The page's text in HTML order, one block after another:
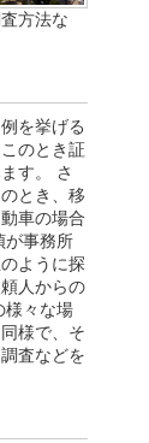
方法な
を挙げる
のとき証
す。 さ
とき、移
車の場合
が事務所
ように探
人からの
様々な場
様で、そ
査などを